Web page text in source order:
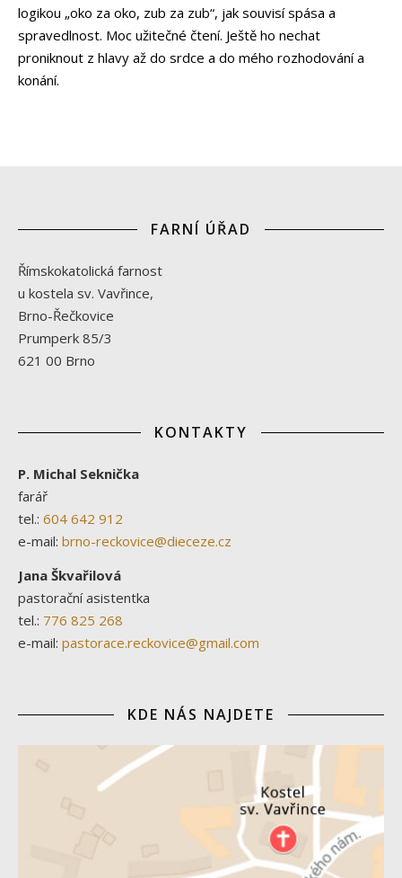
logikou „oko za oko, zub za zub“, jak souvisí spása a
spravedlnost. Moc užitečné čtení. Ještě ho nechat
proniknout z hlavy až do srdce a do mého rozhodování a
konání.
FARNÍ ÚŘAD
Římskokatolická farnost
u kostela sv. Vavřince,
Brno-Řečkovice
Prumperk 85/3
621 00 Brno
KONTAKTY
P. Michal Seknička
farář
tel.: 604 642 912
e-mail: brno-reckovice@dieceze.cz
Jana Škvařilová
pastorační asistentka
tel.: 776 825 268
e-mail: pastorace.reckovice@gmail.com
KDE NÁS NAJDETE